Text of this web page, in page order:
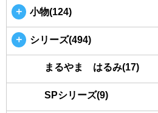
＋ 小物(124)
＋ シリーズ(494)
まるやま はるみ(17)
SPシリーズ(9)